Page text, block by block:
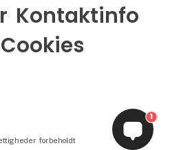
Kontaktinfo
Cookies
forbeholdt
1